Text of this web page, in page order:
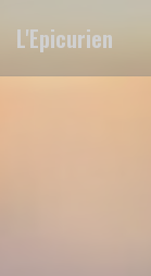
L'Epicurien